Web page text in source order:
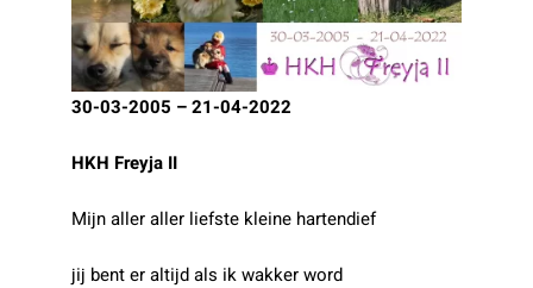
30-03-2005 – 21-04-2022
HKH Freyja II
Mijn aller aller liefste kleine hartendief
jij bent er altijd als ik wakker word